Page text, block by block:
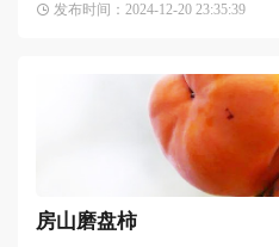
的多重用途，成为了市场上的爆
发布时间：2024-12-20 23:35:39
房山磨盘柿